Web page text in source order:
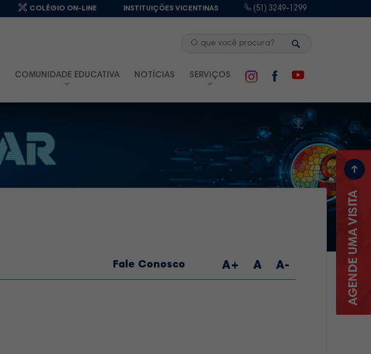
COLÉGIO ON-LINE INSTITUIÇÕES VICENTINAS (51) 3249-1299
COMUNIDADE EDUCATIVA NOTÍCIAS SERVIÇOS
A+ A A-
Fale Conosco